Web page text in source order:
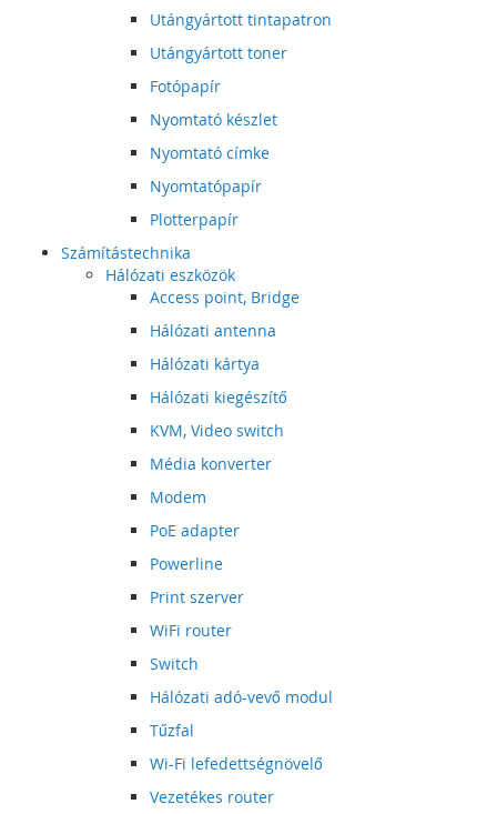
Utángyártott tintapatron
Utángyártott toner
Fotópapír
Nyomtató készlet
Nyomtató címke
Nyomtatópapír
Plotterpapír
Számítástechnika
Hálózati eszközök
Access point, Bridge
Hálózati antenna
Hálózati kártya
Hálózati kiegészítő
KVM, Video switch
Média konverter
Modem
PoE adapter
Powerline
Print szerver
WiFi router
Switch
Hálózati adó-vevő modul
Tűzfal
Wi-Fi lefedettségnövelő
Vezetékes router